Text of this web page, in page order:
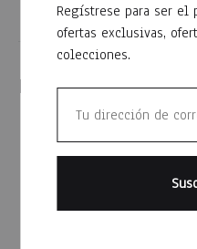
Productos
Regístrese para ser el
ofertas exclusivas,
colecciones.